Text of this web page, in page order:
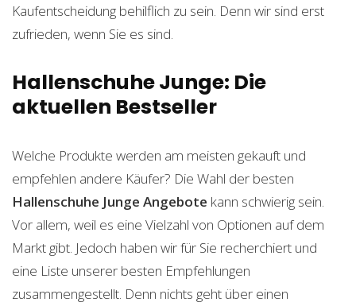
Kaufentscheidung behilflich zu sein. Denn wir sind erst
zufrieden, wenn Sie es sind.
Hallenschuhe Junge: Die
aktuellen Bestseller
Welche Produkte werden am meisten gekauft und
empfehlen andere Käufer? Die Wahl der besten
Hallenschuhe Junge Angebote kann schwierig sein.
Vor allem, weil es eine Vielzahl von Optionen auf dem
Markt gibt. Jedoch haben wir für Sie recherchiert und
eine Liste unserer besten Empfehlungen
zusammengestellt. Denn nichts geht über einen